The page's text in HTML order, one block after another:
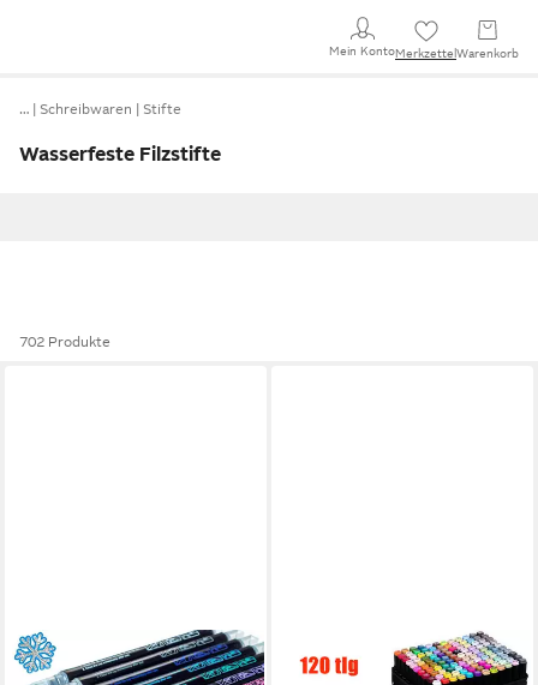
Mein KontoMerkzettel Warenkorb
… Schreibwaren Stifte
Wasserfeste Filzstifte
702 Produkte